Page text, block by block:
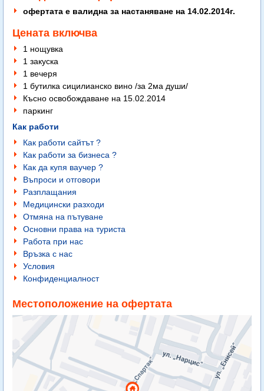
офертата е валидна за настаняване на 14.02.2014г.
Цената включва
1 нощувка
1 закуска
1 вечеря
1 бутилка сицилианско вино /за 2ма души/
Късно освобождаване на 15.02.2014
паркинг
Как работи
Как работи сайтът ?
Как работи за бизнеса ?
Как да купя ваучер ?
Въпроси и отговори
Разплащания
Медицински разходи
Отмяна на пътуване
Основни права на туриста
Работа при нас
Връзка с нас
Условия
Конфиденциалност
Местоположение на офертата